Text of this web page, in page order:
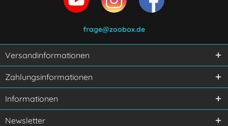
frage@zoobox.de
Versandinformationen
Zahlungsinformationen
Informationen
Newsletter